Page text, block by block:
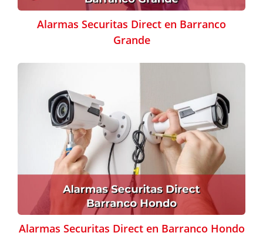
Alarmas Securitas Direct en Barranco
Grande
Alarmas Securitas Direct en Barranco Hondo